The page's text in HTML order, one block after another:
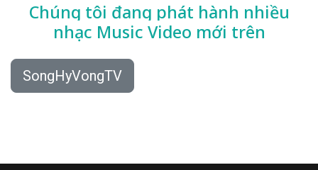
Chúng tôi đang phát hành nhiều
nhạc Music Video mới trên
SongHyVongTV